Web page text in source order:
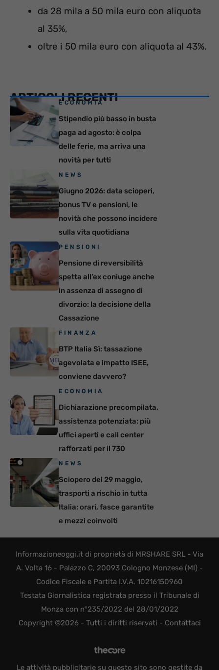
da 28 mila a 50 mila euro con aliquota
al 35%,
oltre i 50 mila euro con aliquota al 43%.
ARTICOLI RECENTI
ECONOMIA
Stipendio più basso in busta
paga ad agosto: è colpa
delle ferie, ma arriva una
novità per tutti
NEWS
Giugno 2026: data scioperi,
bonus TV e pensioni, le
novità che possono incidere
sulla vita quotidiana
PENSIONI
Pensione di reversibilità
spetta all’ex coniuge anche
in assenza di assegno di
divorzio: la decisione della
Cassazione
FINANZA
BTP Italia Sì: tassazione
agevolata e impatto ISEE,
conviene davvero?
ECONOMIA
Dichiarazione precompilata,
assistenza potenziata: più
uffici aperti e call center
rafforzati per il 730
NEWS
Sciopero del 29 maggio,
trasporti a rischio in tutta
Italia: orari, fasce garantite
e mezzi coinvolti
Informazioneoggi.it di proprietà di MRSHARE SRL - Via
A. Volta 16 - Palazzo C, 20093 Cologno Monzese (MI) -
Codice Fiscale e Partita I.V.A. 10216150960
Testata Giornalistica registrata presso il Tribunale di
Monza con n°235/2022 del 28/01/2022
Copyright ©2026 - Tutti i diritti riservati - Contattaci
Le attività pubblicitarie su questo sito sono gestite da